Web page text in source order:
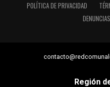
POLÍTICA DE PRIVACIDAD
DENUNCIAS
Región